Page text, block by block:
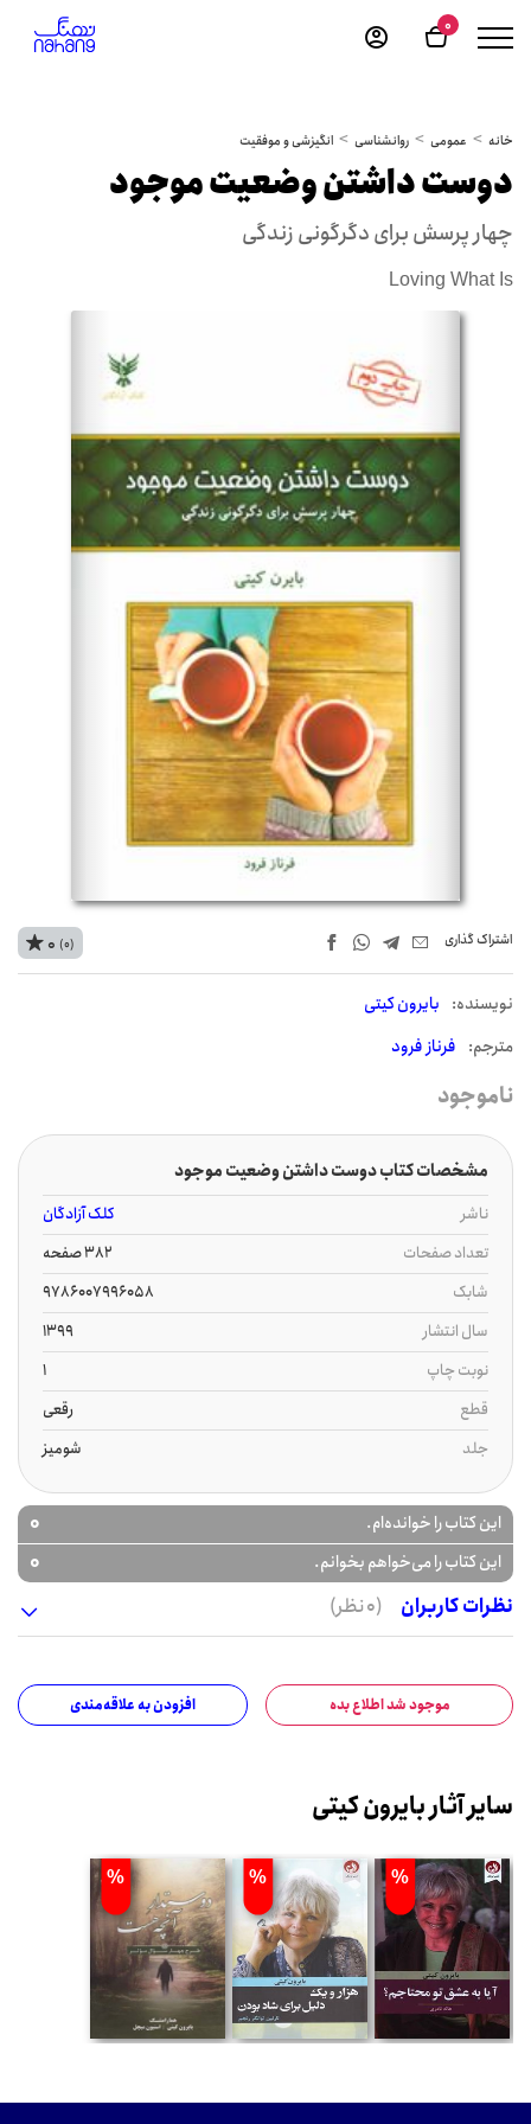
0
خانه عمومی روانشناسی انگیزشی و موفقیت
دوست داشتن وضعیت موجود
چهار پرسش برای دگرگونی زندگی
Loving What Is
اشتراک‌ گذاری
نويسنده: بایرون کیتی
مترجم: فرناز فرود
0 (0)
ناموجود
مشخصات کتاب دوست داشتن وضعیت موجود
ناشر
کلک آزادگان
تعداد صفحات
382 صفحه
شابک
9786007996058
سال انتشار
1399
نوبت چاپ
1
قطع
رقعی
جلد
شومیز
این کتاب را خوانده‌ام. 0
این کتاب را می‌خواهم بخوانم.
0
نظرات کاربران
(0 نظر)
موجود شد اطلاع بده افزودن به علاقه‌مندی
سایر آثار بایرون کیتی
%
%
%